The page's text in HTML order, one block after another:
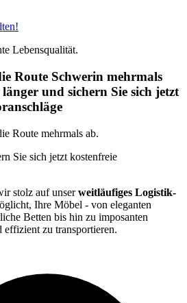
Lebensqualität.
Route Schwerin mehrmals
und sichern Sie sich jetzt
Route mehrmals ab.
Sie sich jetzt kostenfreie
stolz auf unserweitläufiges Logistik-
Ihre Möbel - von eleganten
Betten bis hin zu imposanten
effizient zu transportieren.